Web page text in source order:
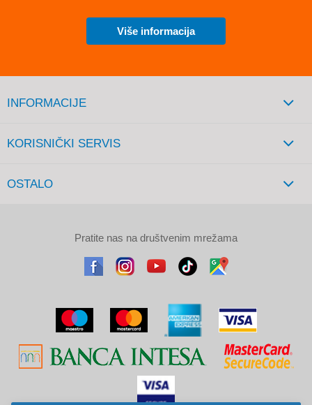
Više informacija
INFORMACIJE
KORISNIČKI SERVIS
OSTALO
Pratite nas na društvenim mrežama